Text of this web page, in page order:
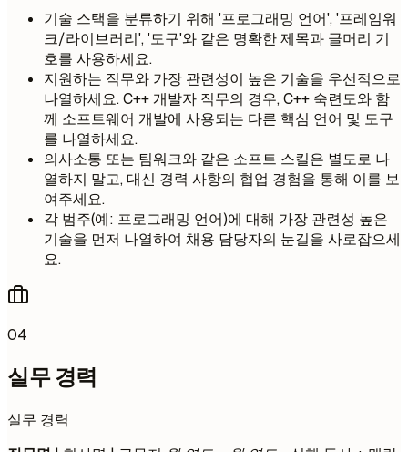
기술 스택을 분류하기 위해 '프로그래밍 언어', '프레임워
크/라이브러리', '도구'와 같은 명확한 제목과 글머리 기
호를 사용하세요.
지원하는 직무와 가장 관련성이 높은 기술을 우선적으로
나열하세요. C++ 개발자 직무의 경우, C++ 숙련도와 함
께 소프트웨어 개발에 사용되는 다른 핵심 언어 및 도구
를 나열하세요.
의사소통 또는 팀워크와 같은 소프트 스킬은 별도로 나
열하지 말고, 대신 경력 사항의 협업 경험을 통해 이를 보
여주세요.
각 범주(예: 프로그래밍 언어)에 대해 가장 관련성 높은
기술을 먼저 나열하여 채용 담당자의 눈길을 사로잡으세
요.
04
실무 경력
실무 경력